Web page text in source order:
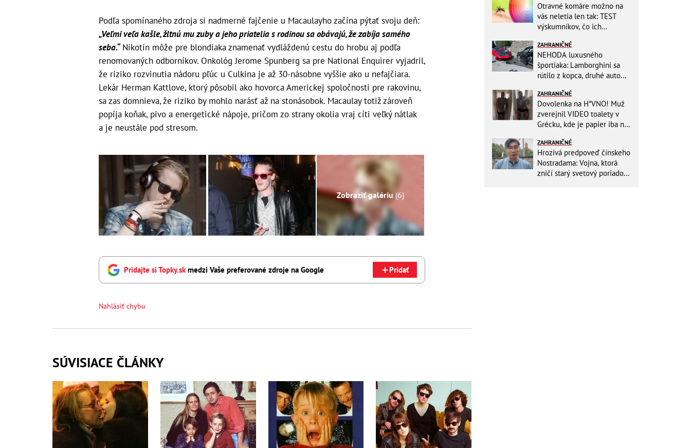
Podľa spomínaného zdroja si nadmerné fajčenie u Macaulayho začína pýtať svoju deň:
„Veľmi veľa kašle, žltnú mu zuby a jeho priatelia s rodinou sa obávajú, že zabíja samého
seba.“Nikotín môže pre blondiaka znamenať vydláždenú cestu do hrobu aj podľa
renomovaných odborníkov. Onkológ Jerome Spunberg sa pre National Enquirer vyjadril,
že riziko rozvinutia nádoru pľúc u Culkina je až 30-násobne vyššie ako u nefajčiara.
Lekár Herman Kattlove, ktorý pôsobil ako hovorca Americkej spoločnosti pre rakovinu,
sa zas domnieva, že riziko by mohlo narásť až na stonásobok. Macaulay totiž zároveň
popíja koňak, pivo a energetické nápoje, pričom zo strany okolia vraj cíti veľký nátlak
a je neustále pod stresom.
Zobraziť galériu (6)
Pridajte si Topky.sk medzi Vaše preferované zdroje na Google Pridať
Nahlásiť chybu
SÚVISIACE ČLÁNKY
Otravné komáre možno na
vás neletia len tak: TEST
výskumníkov, čo ich
ZAHRANIČNÉ
NEHODA luxusného
športiaka: Lamborghini sa
rútilo z kopca, druhé auto
horšie
ZAHRANIČNÉ
Dovolenka na H*VNO! Muž
zverejnil VIDEO toalety v
Grécku, kde je papier iba na
do kuchyne
ZAHRANIČNÉ
Hrozivá predpoveď čínskeho
Nostradama: Vojna, ktorá
zničí starý svetový poriadok!